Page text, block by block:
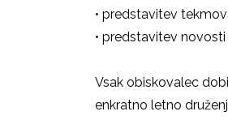
• predstavitev
• predstavitev
Vsak obiskovalec
enkratno letno